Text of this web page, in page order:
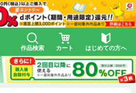
作品検索 カート はじめての方へ